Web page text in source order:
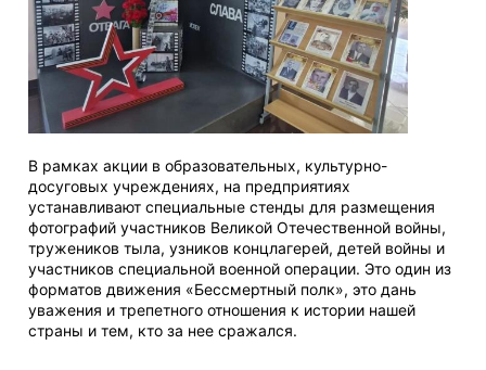
В рамках акции в образовательных, культурно-
досуговых учреждениях, на предприятиях
устанавливают специальные стенды для размещения
фотографий участников Великой Отечественной войны,
тружеников тыла, узников концлагерей, детей войны и
участников специальной военной операции. Это один из
форматов движения «Бессмертный полк», это дань
уважения и трепетного отношения к истории нашей
страны и тем, кто за нее сражался.